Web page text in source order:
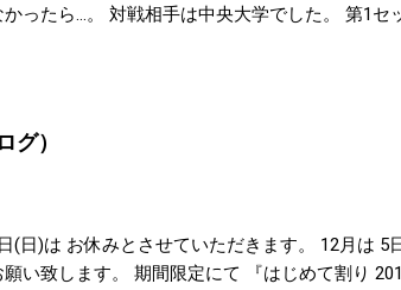
かったら…。 対戦相手は中央大学でした。 第1
と優勝かなと思いましたが、 そこから、あっ
ができました。 ハラハラ、ドキドキの試合でし
ということで 本当に第5セットを勝てて良かった
）
(日)は お休みとさせていただきます。 12月は 5
願い致します。 期間限定にて 『はじめて割り